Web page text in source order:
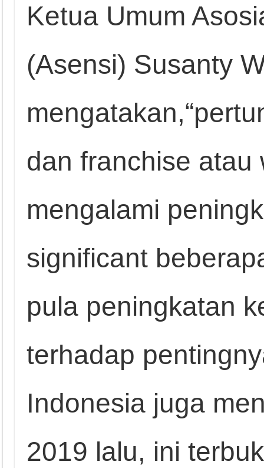
Ketua Umum
(Asensi) Susanty
dan franchise atau
mengalami
significant
pula peningkatan
terhadap
Indonesia juga
2019 lalu, ini